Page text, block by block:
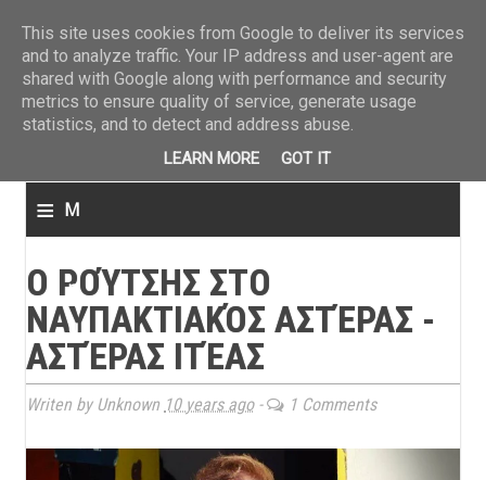
≡ M
n
u
Ο ΡΟΎΤΣΗΣ ΣΤΟ
ΝΑΥΠΑΚΤΙΑΚΌΣ ΑΣΤΈΡΑΣ -
ΑΣΤΈΡΑΣ ΙΤΈΑΣ
Writen by Unknown 10 years ago- 1 Comments
This site uses cookies from Google to deliver its services
and to analyze traffic. Your IP address and user-agent are
shared with Google along with performance and security
metrics to ensure quality of service, generate usage
statistics, and to detect and address abuse.
LEARN MORE GOT IT